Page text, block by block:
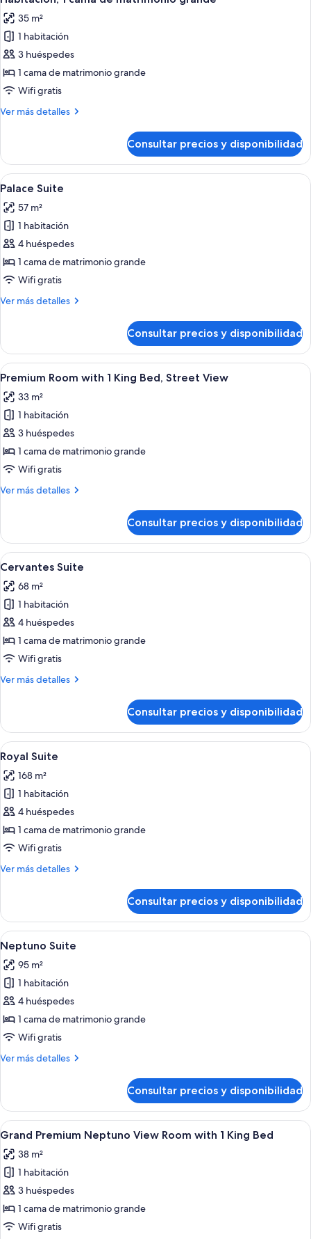
King
Bed
todas
las
fotos
de
Habitación,
1
de
35 m²
1 habitación
3 huéspedes
1 cama de matrimonio grande
Wifi gratis
Ver más detalles
Más
1
cama
de
grande
Consultar precios y disponibilidad
Abrir
todas
las
fotos
de
Palace
Suite
Un dormitorio con cama, mesita de
15
Palace Suite
57 m²
1 habitación
4 huéspedes
1 cama de matrimonio grande
Wifi gratis
Ver más detalles
Más
Suite
Consultar precios y disponibilidad
Abrir
todas
las
fotos
de
Premium
Room
1
Street
View
Un dormitorio con una cama
12
Premium Room with 1 King Bed, Street View
33 m²
1 habitación
3 huéspedes
1 cama de matrimonio grande
Wifi gratis
Ver más detalles
Más
Room
with
1
Bed,
Street
View
Consultar precios y disponibilidad
Abrir
todas
las
fotos
de
Cervantes
Suite
Una sala de estar bien iluminada
9
Cervantes Suite
68 m²
1 habitación
4 huéspedes
1 cama de matrimonio grande
Wifi gratis
Ver más detalles
Más
Suite
Consultar precios y disponibilidad
Abrir
todas
las
fotos
de
Royal
Suite
Un salón amplio con un sofá blanco
9
Royal Suite
168 m²
1 habitación
4 huéspedes
1 cama de matrimonio grande
Wifi gratis
Ver más detalles
Más
Suite
Consultar precios y disponibilidad
Abrir
todas
las
fotos
de
Neptuno
Suite
Un dormitorio con cama, una
17
Neptuno Suite
95 m²
1 habitación
4 huéspedes
1 cama de matrimonio grande
Wifi gratis
Ver más detalles
Más
Suite
Consultar precios y disponibilidad
Abrir
todas
las
fotos
de
Grand
Premium
Una habitación con chimenea, un
5
Grand Premium Neptuno View Room with 1 King Bed
38 m²
1 habitación
3 huéspedes
1 cama de matrimonio grande
Wifi gratis